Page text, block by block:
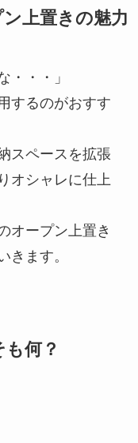
上置きの魅力
・・・」
するのがおすす
スペースを拡張
オシャレに仕上
オープン上置き
きます。
何？